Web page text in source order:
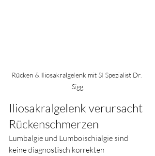
Rücken & Iliosakralgelenk mit SI Spezialist Dr.
Sigg
Iliosakralgelenk verursacht
Rückenschmerzen
Lumbalgie und Lumboischialgie sind
keine diagnostisch korrekten